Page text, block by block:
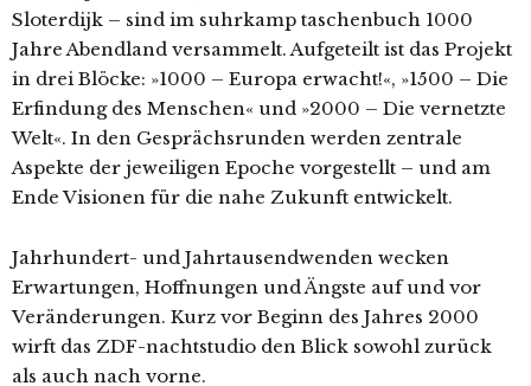
Sloterdijk – sind im suhrkamp taschenbuch 1000
Jahre Abendland versammelt. Aufgeteilt ist das Projekt
in drei Blöcke: »1000 – Europa erwacht!«, »1500 – Die
Erfindung des Menschen« und »2000 – Die vernetzte
Welt«. In den Gesprächsrunden werden zentrale
Aspekte der jeweiligen Epoche vorgestellt – und am
Ende Visionen für die nahe Zukunft entwickelt.
Jahrhundert- und Jahrtausendwenden wecken
Erwartungen, Hoffnungen und Ängste auf und vor
Veränderungen. Kurz vor Beginn des Jahres 2000
wirft das ZDF-nachtstudio den Blick sowohl zurück
als auch nach vorne.